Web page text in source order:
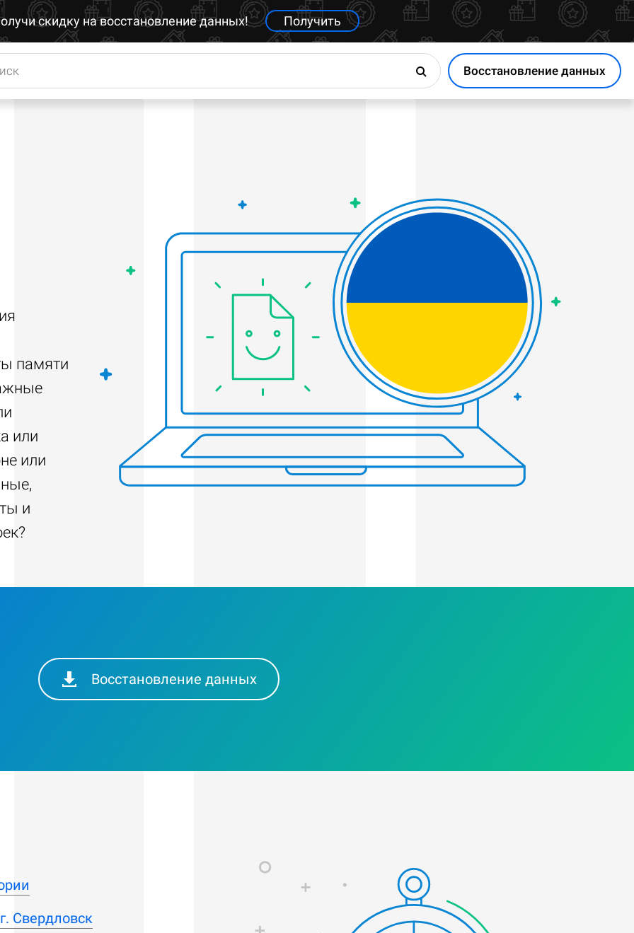
скидку на восстановление данных! Получить
Восстановление данных
памяти
или
или
и
Восстановление данных
Свердловск